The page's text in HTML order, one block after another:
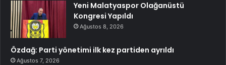
Yeni Malatyaspor Olağanüstü
Kongresi Yapıldı
Ağustos 8, 2026
Özdağ: Parti yönetimi ilk kez partiden ayrıldı
Ağustos 7, 2026